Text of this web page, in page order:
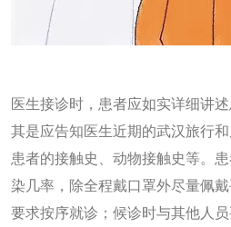
医生接诊时，患者应如实详细讲
其是应告知医生近期的武汉旅行
患者的接触史、动物接触史等。
染几率，除全程戴口罩外尽量佩
要求按序就诊；候诊时与其他人